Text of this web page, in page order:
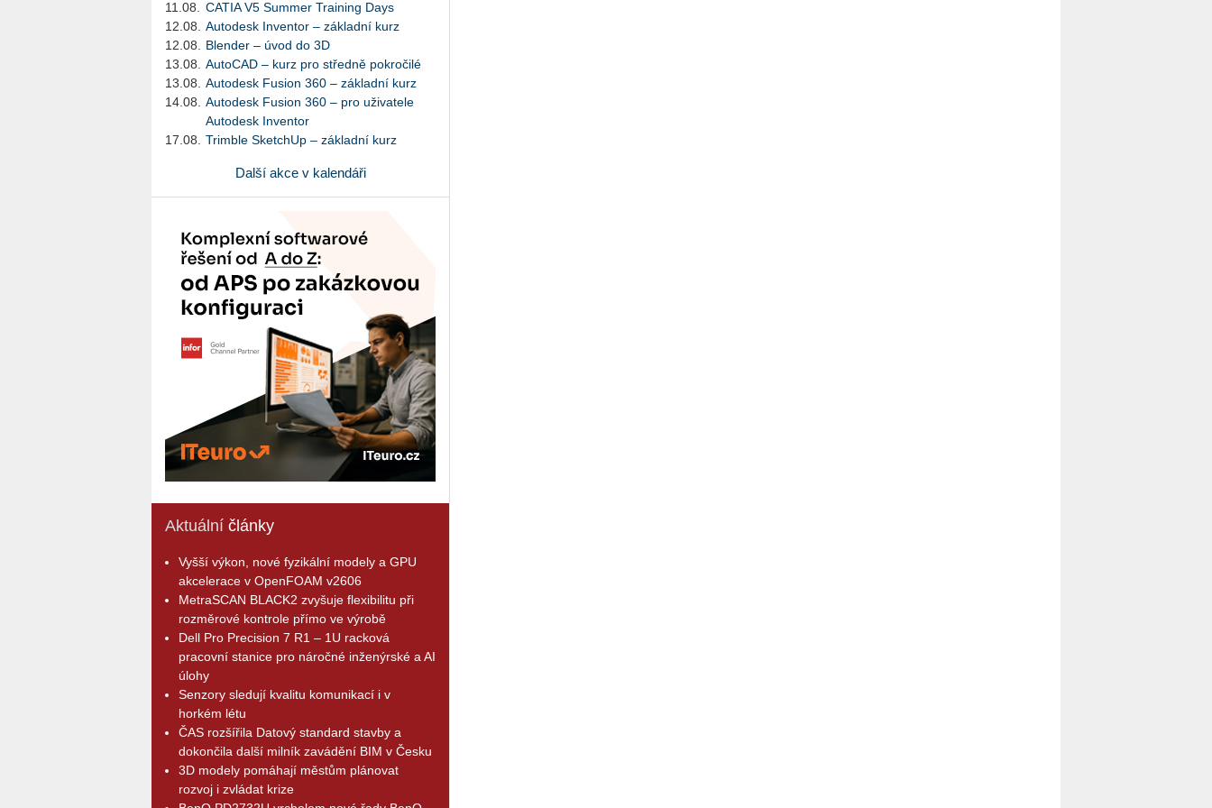
11.08.
CATIA V5 Summer Training Days
12.08.
Autodesk Inventor – základní kurz
12.08.
Blender – úvod do 3D
13.08.
AutoCAD – kurz pro středně pokročilé
13.08.
Autodesk Fusion 360 – základní kurz
14.08.
Autodesk Fusion 360 – pro uživatele
Autodesk Inventor
17.08.
Trimble SketchUp – základní kurz
Další akce v kalendáři
Aktuální články
Vyšší výkon, nové fyzikální modely a GPU
akcelerace v OpenFOAM v2606
MetraSCAN BLACK2 zvyšuje flexibilitu při
rozměrové kontrole přímo ve výrobě
Dell Pro Precision 7 R1 – 1U racková
pracovní stanice pro náročné inženýrské a AI
úlohy
Senzory sledují kvalitu komunikací i v
horkém létu
ČAS rozšířila Datový standard stavby a
dokončila další milník zavádění BIM v Česku
3D modely pomáhají městům plánovat
rozvoj i zvládat krize